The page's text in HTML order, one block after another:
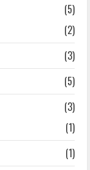
(5)
(2)
(3)
(5)
(3)
(1)
(1)